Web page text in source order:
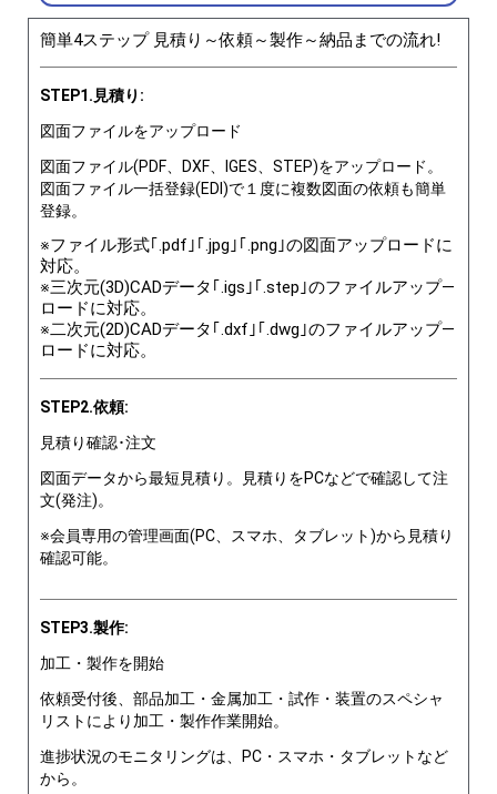
簡単4ステップ 見積り～依頼～製作～納品までの流れ!
STEP1.見積り:
図面ファイルをアップロード
図面ファイル(PDF、DXF、IGES、STEP)をアップロード。
図面ファイル一括登録(EDI)で１度に複数図面の依頼も簡単
登録。
※ファイル形式｢.pdf｣｢.jpg｣｢.png｣の図面アップロードに
対応。
※三次元(3D)CADデータ｢.igs｣｢.step｣のファイルアップ―
ロードに対応。
※二次元(2D)CADデータ｢.dxf｣｢.dwg｣のファイルアップ―
ロードに対応。
STEP2.依頼:
見積り確認･注文
図面データから最短見積り。見積りをPCなどで確認して注
文(発注)。
※会員専用の管理画面(PC、スマホ、タブレット)から見積り
確認可能。
STEP3.製作:
加工・製作を開始
依頼受付後、部品加工・金属加工・試作・装置のスペシャ
リストにより加工・製作作業開始。
進捗状況のモニタリングは、PC・スマホ・タブレットなど
から。